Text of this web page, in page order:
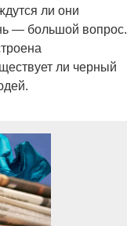
ли они
— большой вопрос.
ли черный